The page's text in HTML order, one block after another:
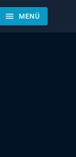
menu MENÜ